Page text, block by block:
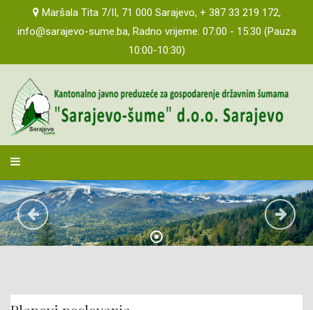
Maršala Tita 7/II, 71 000 Sarajevo, + 387 33 219 172,
info@sarajevo-sume.ba, Radno vrijeme: 07:00 - 15:30 (Pauza
10:00-10:30)
IZVJEŠTAJI O POSLOVANJU
IZVJEŠTAJI O REVIZIJI
JAVNI OGLASI - POSAO
PLAN INTEGRITETA
PROCEDURA RJEŠAVANJA NAKNADE ŠTETE
ZAHTJEV ZA OBNOVU GRANICE/RAZGRANIČENJA ZEMLJIŠTA (SA